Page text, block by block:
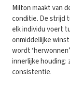
Milton maakt van
conditie. De strijd
elk individu voert
onmiddellijke
wordt
innerlijke houding:
consistentie.